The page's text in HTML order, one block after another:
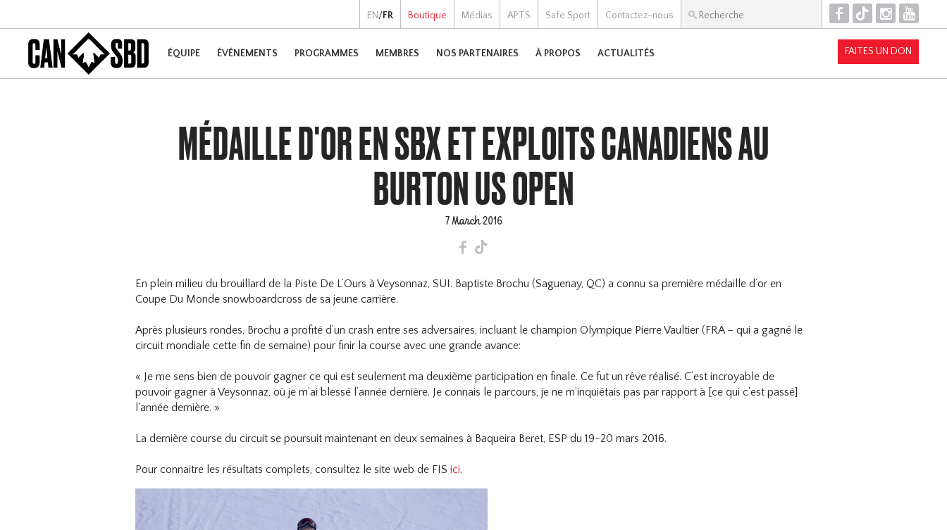
EN/FR Boutique Médias APTS Safe Sport Contactez-nous F T I Y
ÉQUIPE ÉVÉNEMENTS PROGRAMMES MEMBRES NOS PARTENAIRES À PROPOS ACTUALITÉS FAITES UN DON
MÉDAILLE D'OR EN SBX ET EXPLOITS CANADIENS AU
BURTON US OPEN
7 March 2016
F T
En plein milieu du brouillard de la Piste De L’Ours à Veysonnaz, SUI. Baptiste Brochu (Saguenay, QC) a connu sa première médaille d’or en
Coupe Du Monde snowboardcross de sa jeune carrière.
Après plusieurs rondes, Brochu a profité d’un crash entre ses adversaires, incluant le champion Olympique Pierre Vaultier (FRA – qui a gagné le
circuit mondiale cette fin de semaine) pour finir la course avec une grande avance:
« Je me sens bien de pouvoir gagner ce qui est seulement ma deuxième participation en finale. Ce fut un rêve réalisé. C’est incroyable de
pouvoir gagner à Veysonnaz, où je m’ai blessé l’année dernière. Je connais le parcours, je ne m’inquiétais pas par rapport à [ce qui c'est passé]
l'année dernière. »
La dernière course du circuit se poursuit maintenant en deux semaines à Baqueira Beret, ESP du 19-20 mars 2016.
Pour connaitre les résultats complets, consultez le site web de FIS ici.